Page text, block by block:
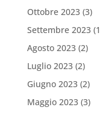
Ottobre 2023(3)
Settembre 2023
Agosto 2023(2)
Luglio 2023(2)
Giugno 2023(2)
Maggio 2023(3)